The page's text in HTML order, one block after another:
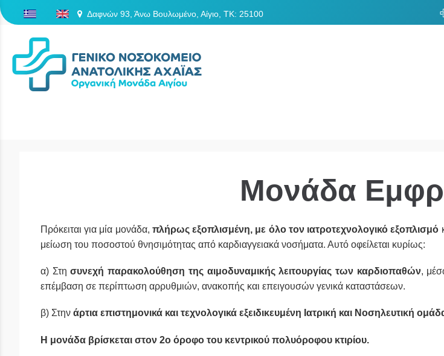
Δαφνών 93, Άνω Βουλωμένο, Αίγιο, TK: 25100
Μονάδα
Πρόκειται για μία μονάδα, πλήρως εξοπλισμένη, με όλο τον ιατροτεχνολογικό εξοπλισμό
μείωση του ποσοστού θνησιμότητας από καρδιαγγειακά νοσήματα. Αυτό οφείλεται κυρίως:
α) Στησυνεχή παρακολούθηση της αιμοδυναμικής λειτουργίας των καρδιοπαθών,
επέμβαση σε περίπτωση αρρυθμιών, ανακοπής και επειγουσών γενικά καταστάσεων.
β) Στην άρτια επιστημονικά και τεχνολογικά εξειδικευμένη Ιατρική και Νοσηλευτική
Η μονάδα βρίσκεται στον 2ο όροφο του κεντρικού πολυόροφου κτιρίου.